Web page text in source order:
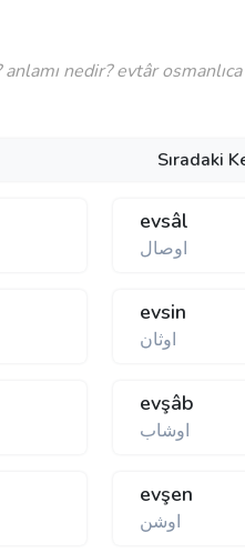
nedir? evtâr osmanlıca
Sıradaki
evsâl
اوصال
evsin
اوثان
evşâb
اوشاب
evşen
اوشن